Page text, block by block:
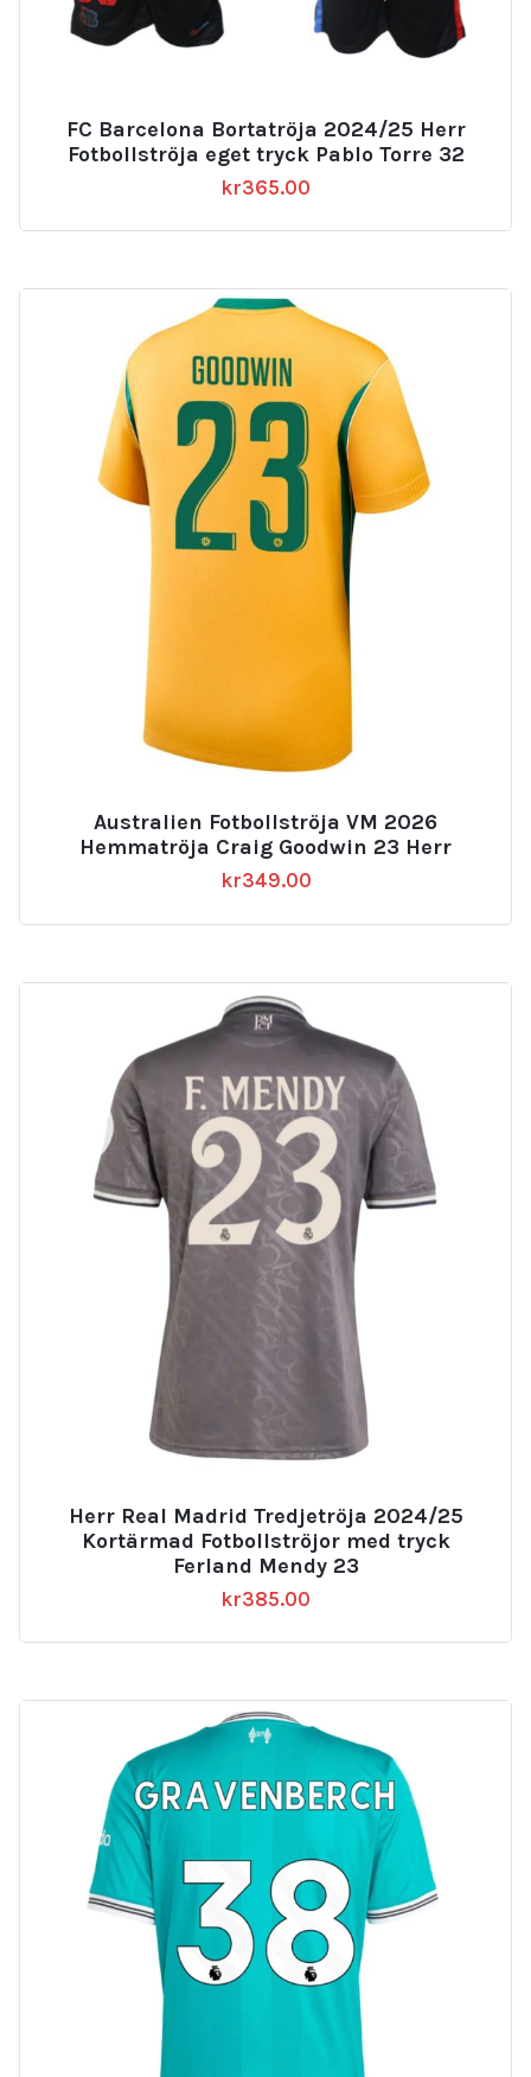
FC Barcelona Bortatröja 2024/25 Herr
Fotbollströja eget tryck Pablo Torre 32
kr365.00
Australien Fotbollströja VM 2026
Hemmatröja Craig Goodwin 23 Herr
kr349.00
Herr Real Madrid Tredjetröja 2024/25
Kortärmad Fotbollströjor med tryck
Ferland Mendy 23
kr385.00